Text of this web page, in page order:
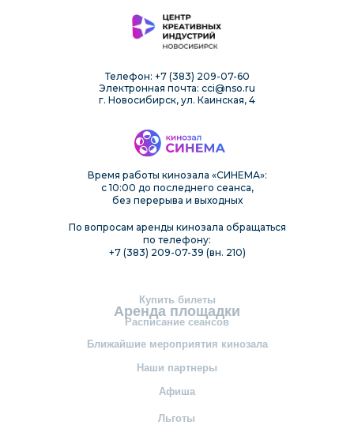
Наши партнеры
Льготы
Афиша
Расписание сеансов
Ближайшие мероприятия кинозала
Купить билеты
Телефон: +7 (383) 209-07-60
Электронная почта: cci@nso.ru
г. Новосибирск, ул. Каинская, 4
Время работы кинозала «СИНЕМА»:
с 10:00 до последнего сеанса,
без перерыва и выходных
По вопросам аренды кинозала обращаться
по телефону:
+7 (383) 209-07-39 (вн. 210)
Аренда площадки